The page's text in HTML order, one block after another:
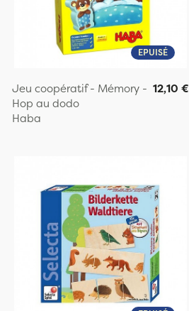
EPUISÉ
Jeu coopératif - Mémory -
Hop au dodo
Haba
12,10 €